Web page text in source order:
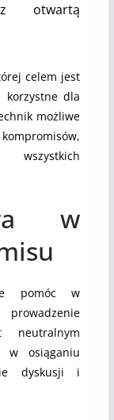
otwartą
celem jest
korzystne dla
możliwe
w
pomóc w
neutralnym
w osiąganiu
dyskusji i